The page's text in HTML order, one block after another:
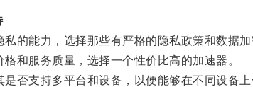
能力，选择那些有严格的隐私政策和数据加
服务质量，选择一个性价比高的加速器。
支持多平台和设备，以便能够在不同设备上